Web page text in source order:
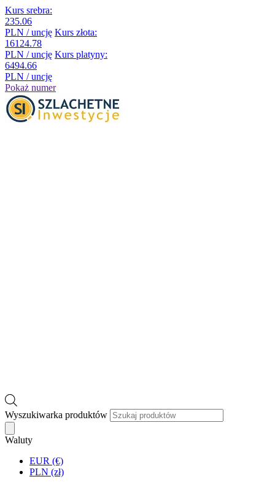
Kurs srebra:
235.06
PLN / uncję Kurs złota:
16124.78
PLN / uncję Kurs platyny:
6494.66
PLN / uncję
Pokaż numer
Wyszukiwarka produktów
Waluty
EUR (€)
PLN (zł)